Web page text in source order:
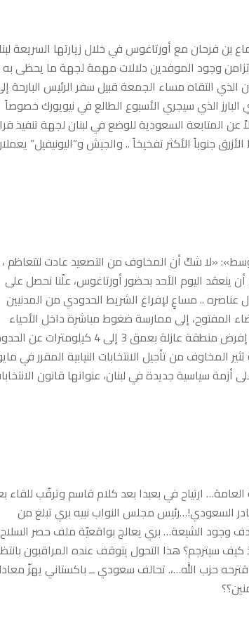
بن فرحان مع أورتاغوس في خلال زيارتها السريعة
تزامن وجود الموفدين دلالات مهمة لجهة ما يحظى به
التقاه مساء الجمعة قبيل سفر الرئيس البارحة
البارز الذي سيجري الأسبوع الطالع في نيويورك خصوصاً
المتابعة السعودية للوضع في لبنان لجهة تنفيذ
جنوباً الأكثر تفخيخاً .. والجيش و”اليونيفيل”
«لا شكّ أن المخاوف من التصعيد عادت لتتعاظم ،
ينعقد اليوم الأحد بحضور أورتاغوس، علّنا نحصل على
عناصره .. مساعٍ لإفراغ الشريط الحدودي من المدنيين
المفتوح، إلى ممارسة ضغوط مباشرة داخل الأحياء
السكنية، عبر إلقاء مزيد من المنشورات والخرائط العلنية يتبعه قصف مركّز. بهدف إفرض منطقة عازلة بعمق 3 إلى 4
المخاوف من تأجيل الانتخابات النيابية المقرر في
على أزمة سياسية جديدة في لبنان، عنوانها قانون
ارتياح في بعبدا بعد كلام قاسم وترقّب للقاء
السعودي!…رئيس مجلس النواب نبيه بري تبلغ من
وجود الشيعة… بري يعالج بواقعيّة ملف حصر السلاح
سيترجم؟ هذا التحول يتوقف عنده المراقبون
حزب الله…،. تحالف سعودي ــ باكستاني يهزّ